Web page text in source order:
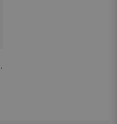
86312-52